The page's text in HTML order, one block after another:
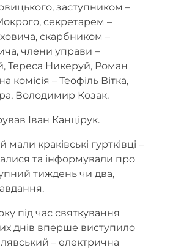
заступником –
секретарем –
скарбником –
члени управи –
Тереса Никеруй, Роман
комісія – Теофіль Вітка,
Володимир Козак.
Іван Канцірук.
мали краківські гуртківці –
та інформували про
тиждень чи два,
під час святкування
днів вперше виступило
– електрична